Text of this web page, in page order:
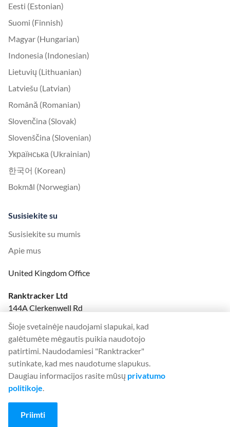
Eesti (Estonian)
Suomi (Finnish)
Magyar (Hungarian)
Indonesia (Indonesian)
Lietuvių (Lithuanian)
Latviešu (Latvian)
Română (Romanian)
Slovenčina (Slovak)
Slovenščina (Slovenian)
Українська (Ukrainian)
한국어 (Korean)
Bokmål (Norwegian)
Susisiekite su
Susisiekite su mumis
Apie mus
United Kingdom Office
Ranktracker Ltd
144A Clerkenwell Rd
Company No: 08820809
felix@ranktracker.com
2015 -
Šioje svetainėje naudojami slapukai, kad
galėtumėte mėgautis puikia naudotojo
patirtimi. Naudodamiesi "Ranktracker"
sutinkate, kad mes naudotume slapukus.
Daugiau informacijos rasite mūsų privatumo
politikoje.
Priimti